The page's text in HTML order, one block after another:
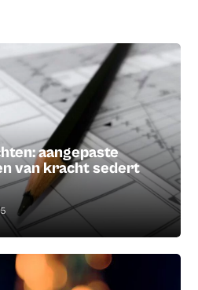
aangepaste
van kracht sedert